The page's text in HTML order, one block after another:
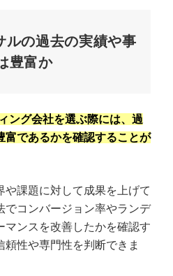
ルの過去の実績や事
豊富か
ング会社を選ぶ際には、過
富であるかを確認することが
や課題に対して成果を上げて
でコンバージョン率やランデ
マンスを改善したかを確認す
頼性や専門性を判断できま